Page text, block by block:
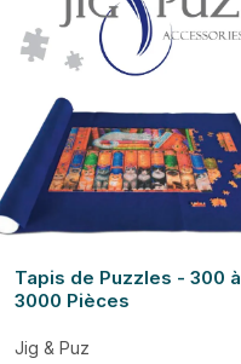
Tapis de Puzzles - 300 à
3000 Pièces
Jig & Puz